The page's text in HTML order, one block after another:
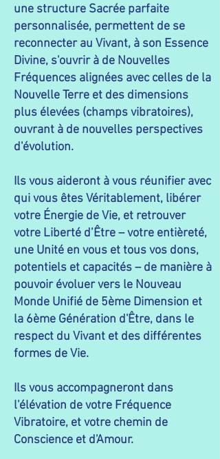
une structure Sacrée parfaite
personnalisée, permettent de se
reconnecter au Vivant, à son Essence
Divine, s'ouvrir à de Nouvelles
Fréquences alignées avec celles de la
Nouvelle Terre et des dimensions
plus élevées (champs vibratoires),
ouvrant à de nouvelles perspectives
d'évolution.
Ils vous aideront à vous réunifier avec
qui vous êtes Véritablement, libérer
votre Énergie de Vie, et retrouver
votre Liberté d’Être – votre entièreté,
une Unité en vous et tous vos dons,
potentiels et capacités – de manière à
pouvoir évoluer vers le Nouveau
Monde Unifié de 5ème Dimension et
la 6ème Génération d'Être, dans le
respect du Vivant et des différentes
formes de Vie.​
Ils vous accompagneront dans
l'élévation de votre Fréquence
Vibratoire, et votre chemin de
Conscience et d'Amour.